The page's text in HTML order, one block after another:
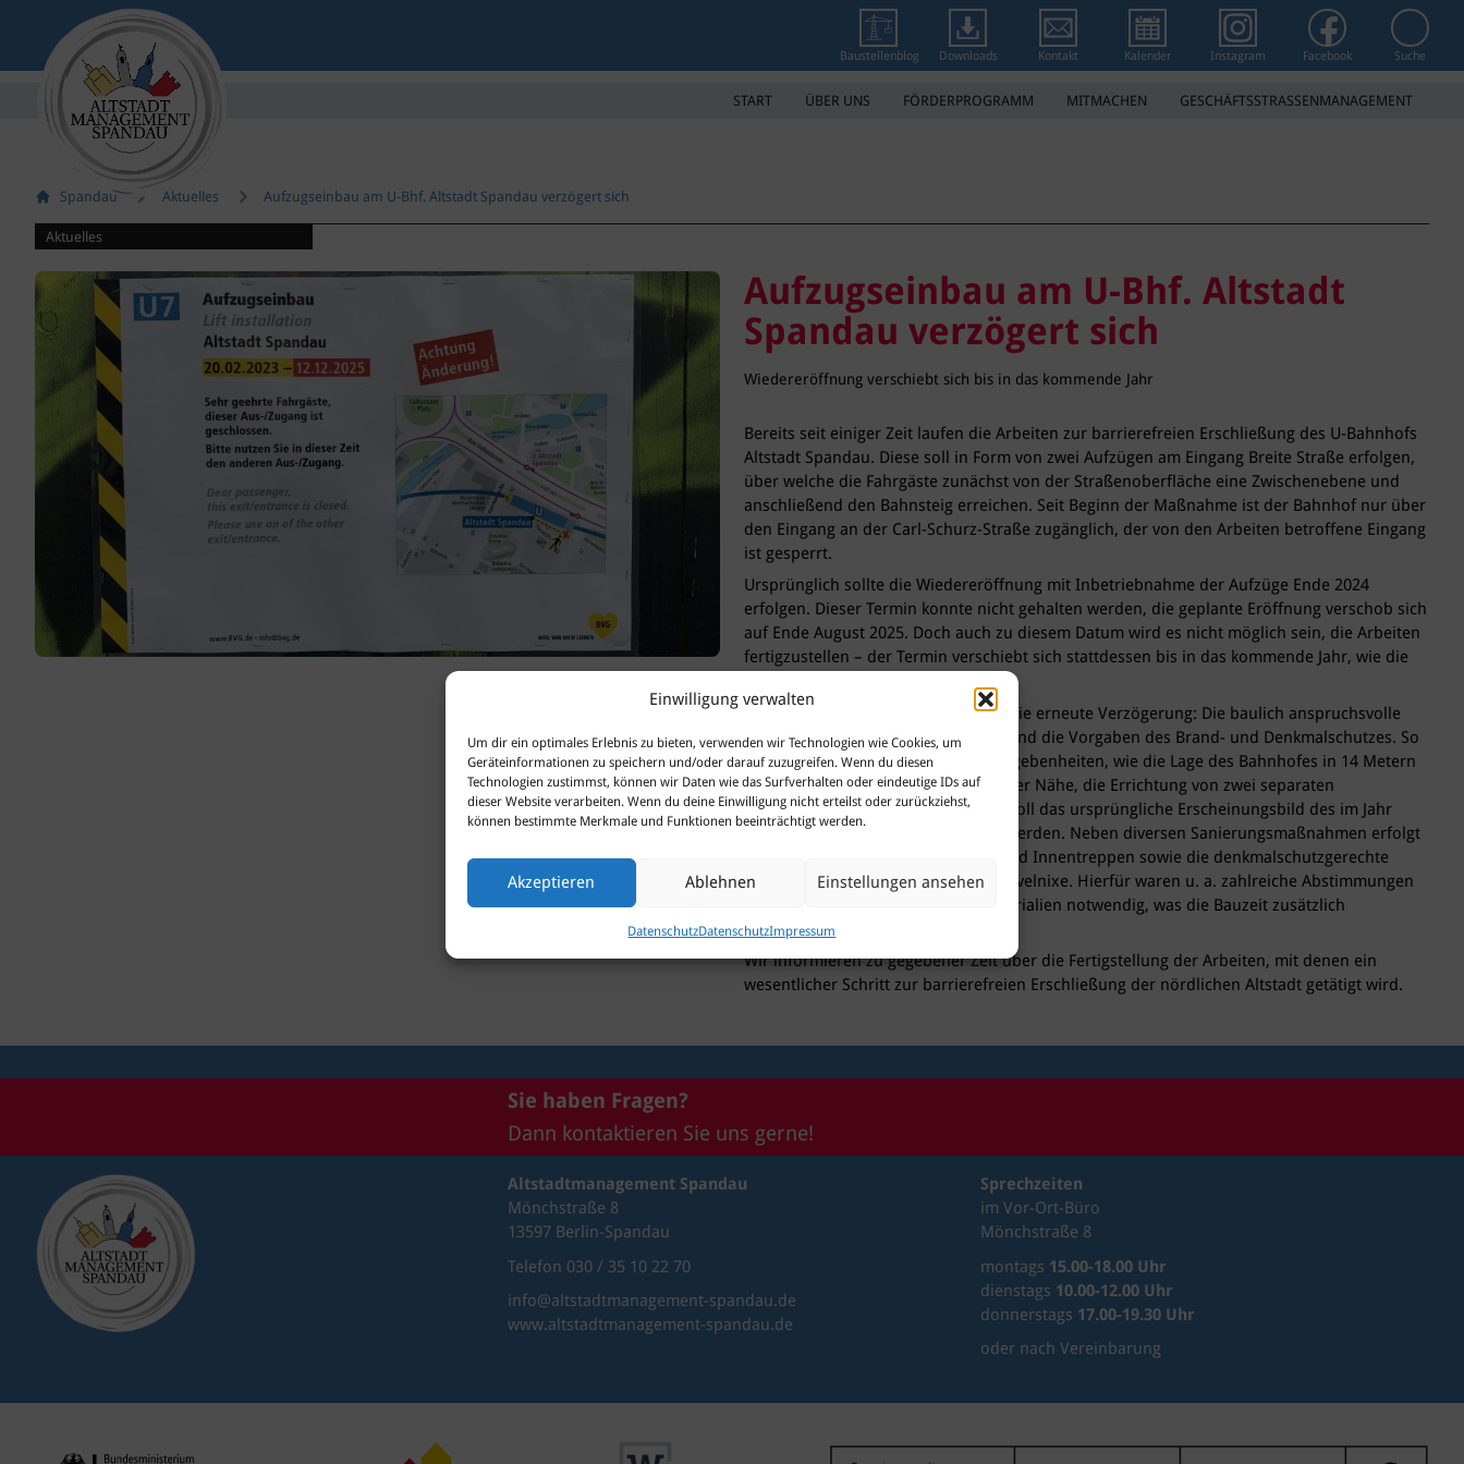
Einwilligung verwalten
Um dir ein optimales Erlebnis zu bieten, verwenden wir Technologien wie Cookies, um
Geräteinformationen zu speichern und/oder darauf zuzugreifen. Wenn du diesen
Technologien zustimmst, können wir Daten wie das Surfverhalten oder eindeutige IDs auf
dieser Website verarbeiten. Wenn du deine Einwilligung nicht erteilst oder zurückziehst,
können bestimmte Merkmale und Funktionen beeinträchtigt werden.
Akzeptieren Ablehnen Einstellungen ansehen
DatenschutzDatenschutzImpressum
Baustellenblog Downloads Kontakt Kalender Instagram Facebook Suche
START ÜBER UNS FÖRDERPROGRAMM MITMACHEN GESCHÄFTSSTRASSENMANAGEMENT
Spandau Aktuelles Aufzugseinbau am U-Bhf. Altstadt Spandau verzögert sich
Aktuelles
Aufzugseinbau am U-Bhf. Altstadt
Spandau verzögert sich
Wiedereröffnung verschiebt sich bis in das kommende Jahr
Bereits seit einiger Zeit laufen die Arbeiten zur barrierefreien Erschließung des U-Bahnhofs
Altstadt Spandau. Diese soll in Form von zwei Aufzügen am Eingang Breite Straße erfolgen,
über welche die Fahrgäste zunächst von der Straßenoberfläche eine Zwischenebene und
anschließend den Bahnsteig erreichen. Seit Beginn der Maßnahme ist der Bahnhof nur über
den Eingang an der Carl-Schurz-Straße zugänglich, der von den Arbeiten betroffene Eingang
ist gesperrt.
Ursprünglich sollte die Wiedereröffnung mit Inbetriebnahme der Aufzüge Ende 2024
erfolgen. Dieser Termin konnte nicht gehalten werden, die geplante Eröffnung verschob sich
auf Ende August 2025. Doch auch zu diesem Datum wird es nicht möglich sein, die Arbeiten
fertigzustellen – der Termin verschiebt sich stattdessen bis in das kommende Jahr, wie die
Die BVG nennt mehrere Gründe für die erneute Verzögerung: Die baulich anspruchsvolle
Umsetzung, die langen Lieferzeiten und die Vorgaben des Brand- und Denkmalschutzes. So
machten vor allem die statischen Gegebenheiten, wie die Lage des Bahnhofes in 14 Metern
Tiefe und die Havelquerung in direkter Nähe, die Errichtung von zwei separaten
Aufzugsanlagen notwendig. Zudem soll das ursprüngliche Erscheinungsbild des im Jahr
1984 eröffneten Bahnhofs gewahrt werden. Neben diversen Sanierungsmaßnahmen erfolgt
auch eine Erneuerung der Außen- und Innentreppen sowie die denkmalschutzgerechte
Restaurierung des Bodenmosaiks Havelnixe. Hierfür waren u. a. zahlreiche Abstimmungen
und die Verwendung spezieller Materialien notwendig, was die Bauzeit zusätzlich
verlängerte.
Wir informieren zu gegebener Zeit über die Fertigstellung der Arbeiten, mit denen ein
wesentlicher Schritt zur barrierefreien Erschließung der nördlichen Altstadt getätigt wird.
Sie haben Fragen?
Dann kontaktieren Sie uns gerne!
Altstadtmanagement Spandau
Mönchstraße 8
13597 Berlin-Spandau
Telefon 030 / 35 10 22 70
info@altstadtmanagement-spandau.de
www.altstadtmanagement-spandau.de
Sprechzeiten
im Vor-Ort-Büro
Mönchstraße 8
montags 15.00-18.00 Uhr
dienstags 10.00-12.00 Uhr
donnerstags 17.00-19.30 Uhr
oder nach Vereinbarung